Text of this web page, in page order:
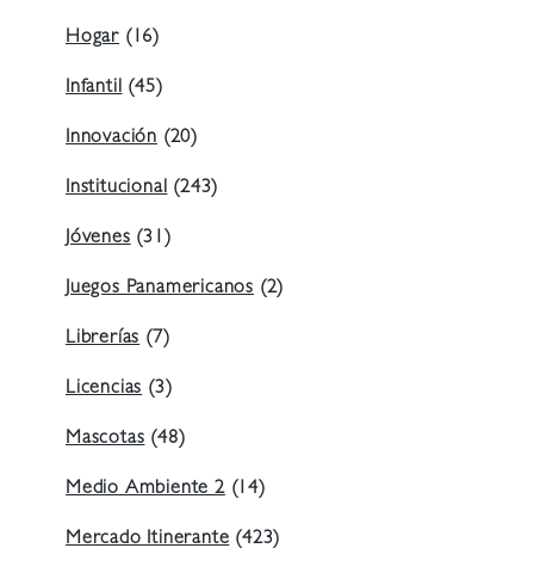
Hogar (16)
Infantil(45)
Innovación (20)
Institucional(243)
Jóvenes(31)
Juegos Panamericanos (2)
Librerías(7)
Licencias(3)
Mascotas(48)
Medio Ambiente 2(14)
Mercado Itinerante(423)